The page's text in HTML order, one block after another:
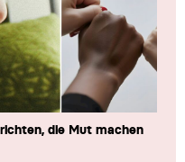
die Mut machen